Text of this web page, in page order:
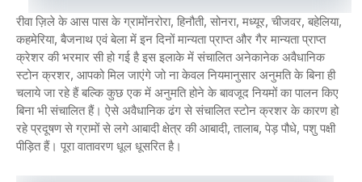
रीवा ज़िले के आस पास के ग्रामोंनरोरा, हिनौती, सोनरा, मध्यूर, चीजवर, बहेलिया,
कहमेरिया, बैजनाथ एवं बेला में इन दिनों मान्यता प्राप्त और गैर मान्यता प्राप्त
क्रेशर की भरमार सी हो गई है इस इलाके में संचालित अनेकानेक अवैधानिक
स्टोन क्रशर, आपको मिल जाएंगे जो ना केवल नियमानुसार अनुमति के बिना ही
चलाये जा रहे हैं बल्कि कुछ एक में अनुमति होने के बावजूद नियमों का पालन किए
बिना भी संचालित हैं। ऐसे अवैधानिक ढंग से संचालित स्टोन क्रशर के कारण हो
रहे प्रदूषण से ग्रामों से लगे आबादी क्षेत्र की आबादी, तालाब, पेड़ पौधे, पशु पक्षी
पीड़ित हैं। पूरा वातावरण धूल धूसरित है।